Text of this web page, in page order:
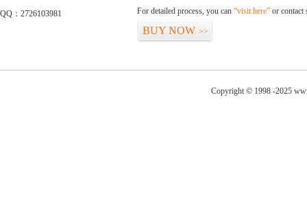
QQ：2726103981
For detailed process, you can “visit here” or contact
BUY NOW >>
Copyright © 1998 -2025